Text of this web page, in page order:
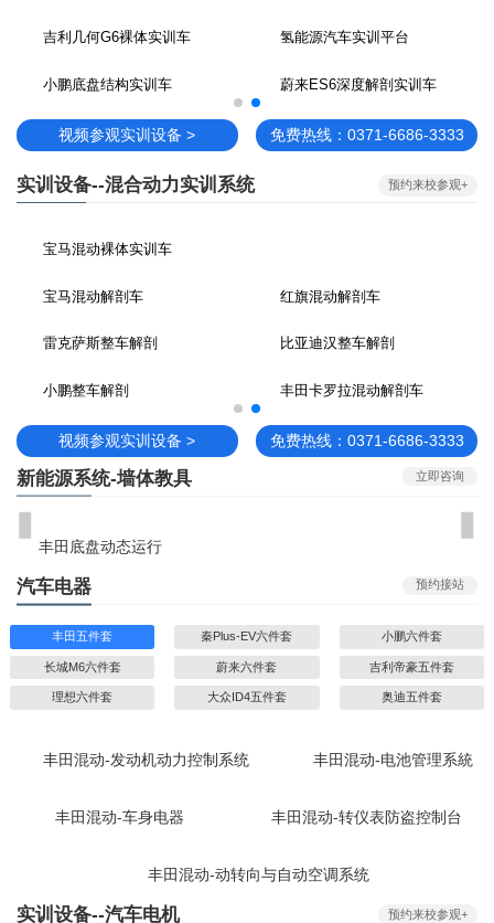
比亚迪秦EV透明实训车 小鹏实验实训平台
蔚来透明车实训平台 比亚迪秦EV透明实训车
视频参观实训设备 > 免费热线：0371-6686-3333
实训设备--混合动力实训系统 预约来校参观+
新能源汽车底盘实训平台
秦EV-PRO裸体实训车 丰田混动底盘+动力实训台
本田混动CRV底盘实训车 丰田混动裸体实训车
秦EV底盘实训车 丰田卡罗底盘实训车
视频参观实训设备 > 免费热线：0371-6686-3333
新能源系统-墙体教具 立即咨询
丰田底盘动态运行
汽车电器 预约接站
丰田五件套 秦Plus-EV六件套 小鹏六件套
长城M6六件套 蔚来六件套 吉利帝豪五件套
理想六件套 大众ID4五件套 奥迪五件套
丰田混动-发动机动力控制系统 丰田混动-电池管理系統
丰田混动-车身电器 丰田混动-转仪表防盗控制台
丰田混动-动转向与自动空调系统
实训设备--汽车电机 预约来校参观+